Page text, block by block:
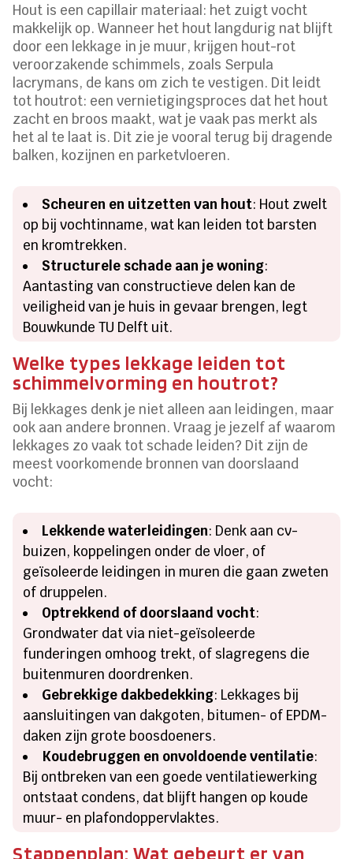
Hout is een capillair materiaal: het zuigt vocht
makkelijk op. Wanneer het hout langdurig nat blijft
door een lekkage in je muur, krijgen hout-rot
veroorzakende schimmels, zoals Serpula
lacrymans, de kans om zich te vestigen. Dit leidt
tot houtrot: een vernietigingsproces dat het hout
zacht en broos maakt, wat je vaak pas merkt als
het al te laat is. Dit zie je vooral terug bij dragende
balken, kozijnen en parketvloeren.
Scheuren en uitzetten van hout: Hout zwelt
op bij vochtinname, wat kan leiden tot barsten
en kromtrekken.
Structurele schade aan je woning:
Aantasting van constructieve delen kan de
veiligheid van je huis in gevaar brengen, legt
Bouwkunde TU Delft uit.
Welke types lekkage leiden tot
schimmelvorming en houtrot?
Bij lekkages denk je niet alleen aan leidingen, maar
ook aan andere bronnen. Vraag je jezelf af waarom
lekkages zo vaak tot schade leiden? Dit zijn de
meest voorkomende bronnen van doorslaand
vocht:
Lekkende waterleidingen: Denk aan cv-
buizen, koppelingen onder de vloer, of
geïsoleerde leidingen in muren die gaan zweten
of druppelen.
Optrekkend of doorslaand vocht:
Grondwater dat via niet-geïsoleerde
funderingen omhoog trekt, of slagregens die
buitenmuren doordrenken.
Gebrekkige dakbedekking: Lekkages bij
aansluitingen van dakgoten, bitumen- of EPDM-
daken zijn grote boosdoeners.
Koudebruggen en onvoldoende ventilatie:
Bij ontbreken van een goede ventilatiewerking
ontstaat condens, dat blijft hangen op koude
muur- en plafondoppervlaktes.
Stappenplan: Wat gebeurt er van